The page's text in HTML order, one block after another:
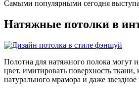
Самыми популярными сегодня
Натяжные потолки в
Полотна для натяжного полока могут
цвет, имитировать поверхность ткани,
натурального мрамора и даже звездное